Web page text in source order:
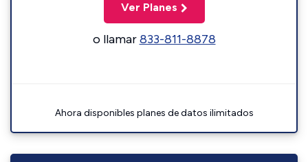
Ver Planes
o llamar833-811-8878
Ahora disponibles planes de datos ilimitados